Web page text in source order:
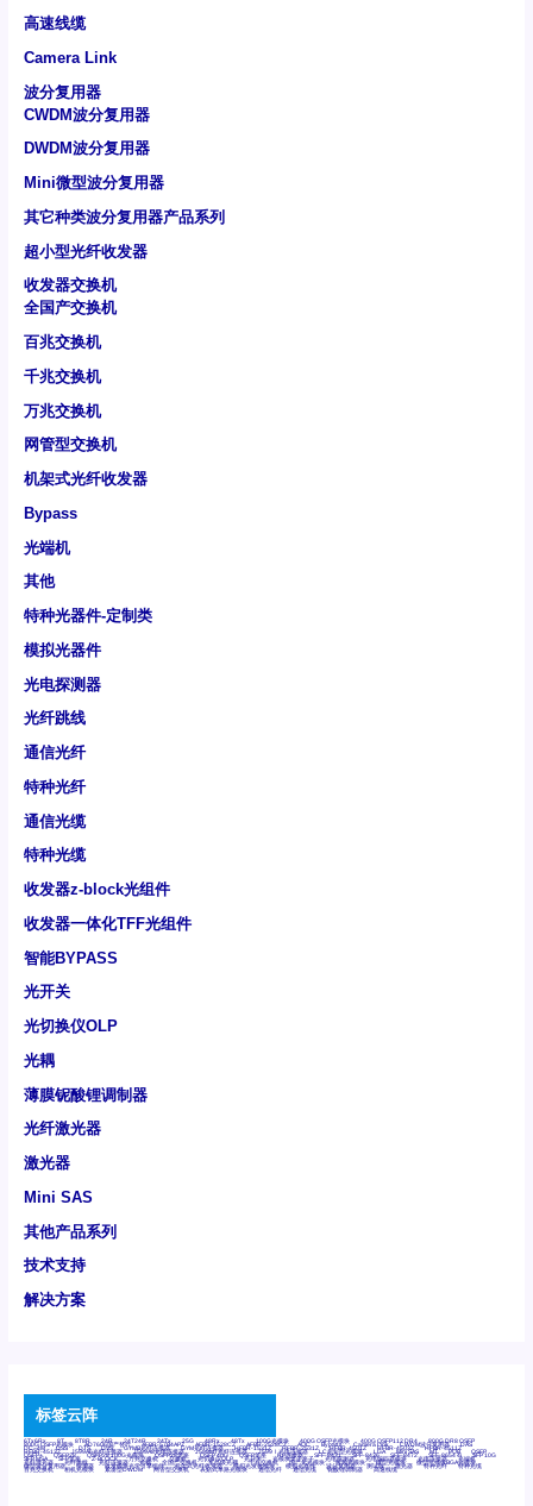
高速线缆
Camera Link
波分复用器
CWDM波分复用器
DWDM波分复用器
Mini微型波分复用器
其它种类波分复用器产品系列
超小型光纤收发器
收发器交换机
全国产交换机
百兆交换机
千兆交换机
万兆交换机
网管型交换机
机架式光纤收发器
Bypass
光端机
其他
特种光器件-定制类
模拟光器件
光电探测器
光纤跳线
通信光纤
特种光纤
通信光缆
特种光缆
收发器z-block光组件
收发器一体化TFF光组件
智能BYPASS
光开关
光切换仪OLP
光耦
薄膜铌酸锂调制器
光纤激光器
激光器
Mini SAS
其他产品系列
技术支持
解决方案
标签云阵
6Tx6Rx 8T 8T8R 24R 24T24R 24Tx 25G 48Rx 48Tx 100G光模块 400G OSFP光模块 400G QSFP112 DR4 800G DR8 OSFP
800G OSFP光模块 AD7606国产替代 AFBR-57B4APZ AFBR-1528CZ AFBR-2528CZ AOC Bypass Camera Link CWDM波分复用器 DAS
DC~4M DSS DTS DVS GYMB光纤连接器 GYM光纤连接器 HFBR-1531Z HFBR-2531Z HFBR-4501Z HFBR-4503Z HFBR-4511Z
HFBR-4513Z J599A6光纤连接器 J599A8光电连接器 J599MT光纤连接器 J599Ⅰ光电连接器 LC超短型光模块 LGA Mini SAS MT POB QSFP
QSFP+ QSFP28 QSFP28 100G光模块 QSFP28笼座 QSFP 40G QSFP笼座 RP连接器 SFF-8431 SFF-8436 SFF-8472 SFF-8654 4i SFP 10G
SFP MSA SFP笼座 Z-BLOCK 万兆交换机 交换机 光切换仪OLP 光开关 光模块笼子座子 光电探测器 光电编码器模块 光电连接器 光端机
光纤激光器 光纤跳线 光纤连接器 光耦 全国产交换机 军品级光耦 千兆交换机 国产化光模块 射频光模块 微型光模块 微型可插拔BGA光模块
微型波分复用器 探测器 收发模块光学引擎组件 机架式光纤收发器 模拟光发射模块 模拟光器件 波分复用器 测试版 激光器 特种光纤 特种光缆
百兆交换机 相机光模块 紧凑型DWDM 网管型交换机 表贴式单路光模块 通信光纤 通信光缆 铌酸锂调制器 高速线缆